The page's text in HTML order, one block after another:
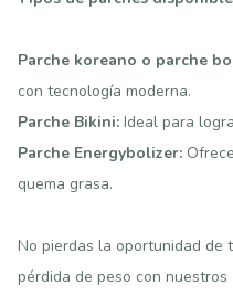
Parche koreano o parche
con tecnología moderna.
Parche Bikini: Ideal para
Parche Energybolizer:
quema grasa.
No pierdas la oportunidad de
pérdida de peso con nuestros